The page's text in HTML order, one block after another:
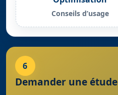
Conseils d’usage
6
Demander une étude